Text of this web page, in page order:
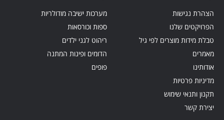
הצהרת נגישות
הפרויקטים שלנו
טבלת מידות מוצרים לפי גיל
מאמרים
אודותינו
מדיניות פרטיות
תקנון ותנאי שימוש
יצירת קשר
מערכות ישיבה מודולריות
ספות וכורסאות
ריהוט לגני ילדים
הדומים ופינות המתנה
פופים